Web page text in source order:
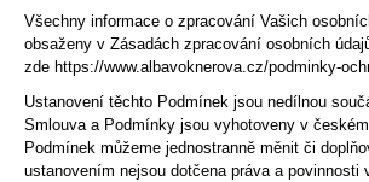
Všechny informace o zpracování Vašich
obsaženy v Zásadách zpracování osobních
zde https://www.albavoknerova.cz/podminky-
Ustanovení těchto Podmínek jsou nedílnou
Smlouva a Podmínky jsou vyhotoveny v
Podmínek můžeme jednostranně měnit či
ustanovením nejsou dotčena práva a povinnosti
HLEDAT